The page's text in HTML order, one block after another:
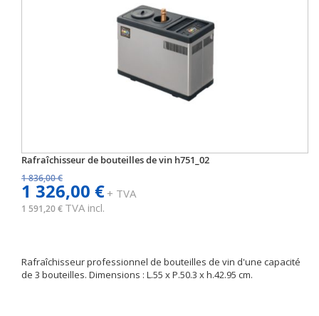
Rafraîchisseur de bouteilles de vin h751_02
1 836,00 €
1 326,00 €+ TVA
1 591,20 € TVA incl.
Rafraîchisseur professionnel de bouteilles de vin d'une capacité
de 3 bouteilles. Dimensions : L.55 x P.50.3 x h.42.95 cm.